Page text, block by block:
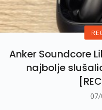
Anker Soundcore
najbolje
07/